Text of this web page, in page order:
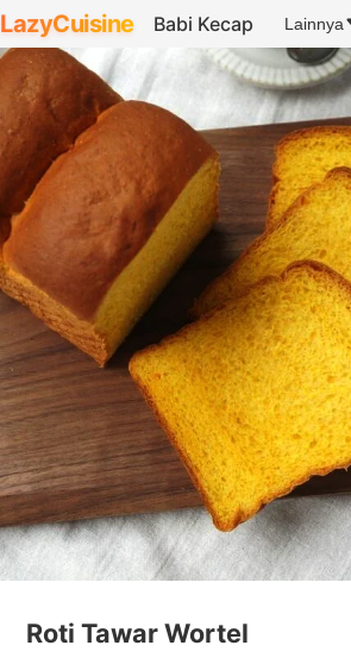
LazyCuisine Babi Kecap Lainnya
Roti Tawar Wortel